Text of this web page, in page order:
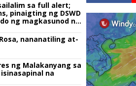
sa full alert;
pinaigting ng DSWD
ng magkasunod na
nananatiling at-
ng Malakanyang sa
na